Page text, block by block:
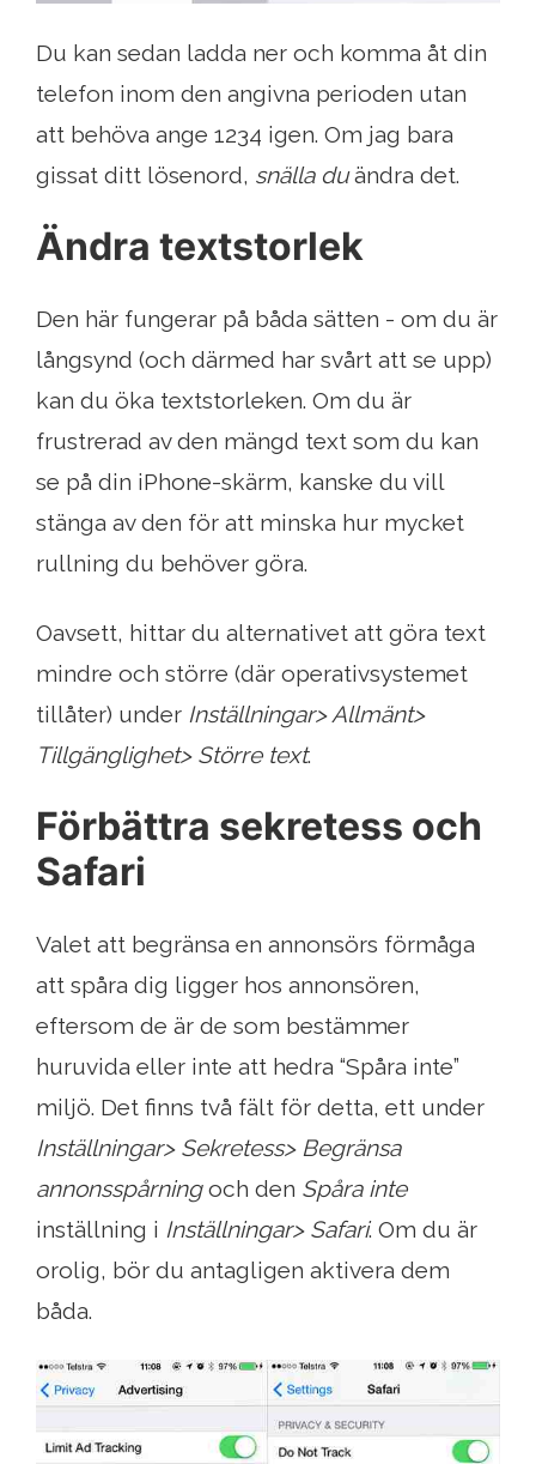
Du kan sedan ladda ner och komma åt din
telefon inom den angivna perioden utan
att behöva ange 1234 igen. Om jag bara
gissat ditt lösenord, snälla duändra det.
Ändra textstorlek
Den här fungerar på båda sätten - om du är
långsynd (och därmed har svårt att se upp)
kan du öka textstorleken. Om du är
frustrerad av den mängd text som du kan
se på din iPhone-skärm, kanske du vill
stänga av den för att minska hur mycket
rullning du behöver göra.
Oavsett, hittar du alternativet att göra text
mindre och större (där operativsystemet
tillåter) under Inställningar> Allmänt>
Tillgänglighet> Större text.
Förbättra sekretess och
Safari
Valet att begränsa en annonsörs förmåga
att spåra dig ligger hos annonsören,
eftersom de är de som bestämmer
huruvida eller inte att hedra “Spåra inte”
miljö. Det finns två fält för detta, ett under
Inställningar> Sekretess> Begränsa
annonsspårningoch den Spåra inte
inställning i Inställningar> Safari. Om du är
orolig, bör du antagligen aktivera dem
båda.